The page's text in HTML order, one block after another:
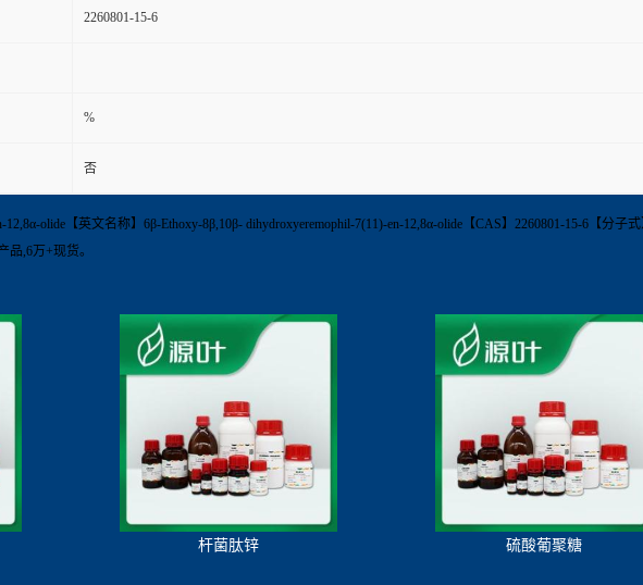
2260801-15-6
%
否
12,8α-olide【英文名称】6β-Ethoxy-8β,10β- dihydroxyeremophil-7(11)-en-12,8α-olide【CAS】2260801-15-6【分
品,6万+现货。
杆菌肽锌 硫酸葡聚糖